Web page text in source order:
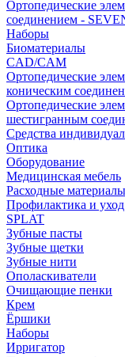
Ортопедические
соединением -
Наборы
Биоматериалы
CAD/CAM
Ортопедические
коническим
Ортопедические
шестигранным
Средства
Оптика
Оборудование
Медицинская мебель
Расходные материалы
Профилактика и уход
SPLAT
Зубные пасты
Зубные щетки
Зубные нити
Ополаскиватели
Очищающие пенки
Крем
Ёршики
Наборы
Ирригатор